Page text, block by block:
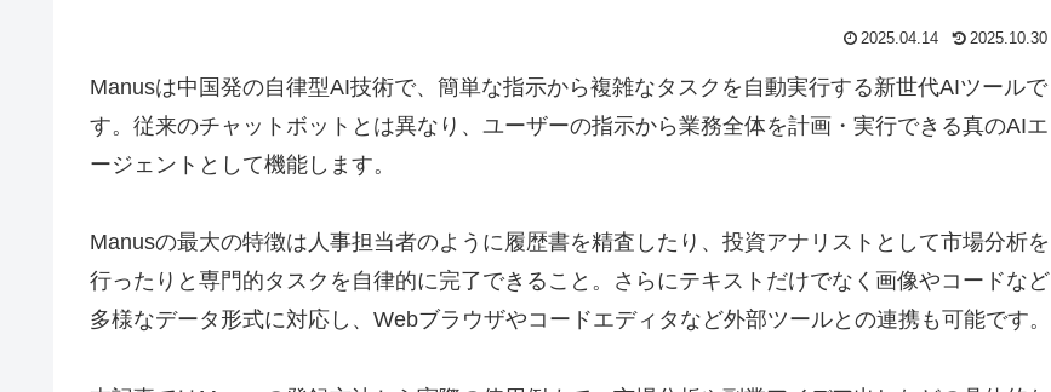
2025.04.14 2025.10.30
Manusは中国発の自律型AI技術で、簡単な指示から複雑なタスクを自動実行する新世代AIツールで
す。従来のチャットボットとは異なり、ユーザーの指示から業務全体を計画・実行できる真のAIエ
ージェントとして機能します。
Manusの最大の特徴は人事担当者のように履歴書を精査したり、投資アナリストとして市場分析を
行ったりと専門的タスクを自律的に完了できること。さらにテキストだけでなく画像やコードなど
多様なデータ形式に対応し、Webブラウザやコードエディタなど外部ツールとの連携も可能です。